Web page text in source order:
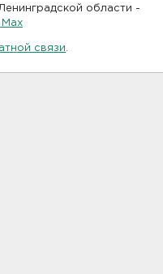
области -
связи